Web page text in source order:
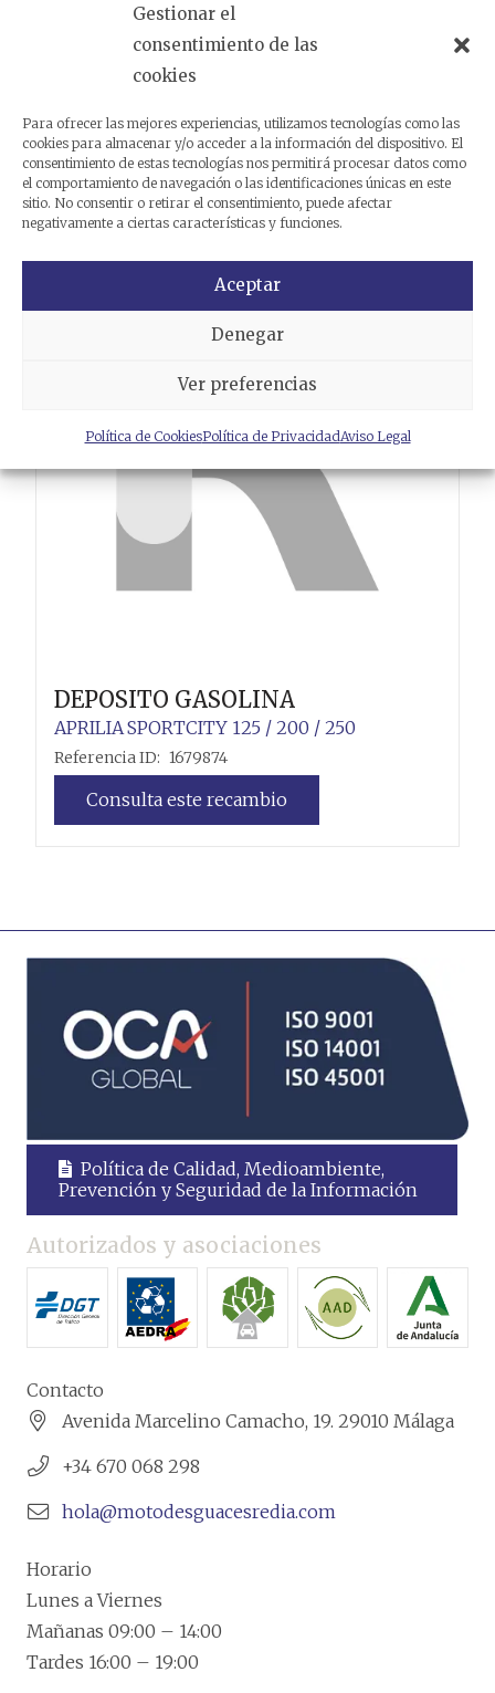
Gestionar el
consentimiento de las
cookies
Para ofrecer las mejores experiencias, utilizamos tecnologías como las
cookies para almacenar y/o acceder a la información del dispositivo. El
consentimiento de estas tecnologías nos permitirá procesar datos como
el comportamiento de navegación o las identificaciones únicas en este
sitio. No consentir o retirar el consentimiento, puede afectar
negativamente a ciertas características y funciones.
Aceptar
Denegar
Ver preferencias
Política de CookiesPolítica de PrivacidadAviso Legal
Productos relacionados
DEPOSITO GASOLINA
APRILIASPORTCITY 125 / 200 / 250
Referencia ID: 1679874
Consulta este recambio
Política de Calidad, Medioambiente,
Prevención y Seguridad de la Información
Autorizados y asociaciones
Contacto
Avenida Marcelino Camacho, 19. 29010 Málaga
+34 670 068 298
hola@motodesguacesredia.com
Horario
Lunes a Viernes
Mañanas 09:00 – 14:00
Tardes 16:00 – 19:00